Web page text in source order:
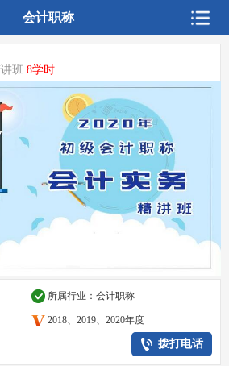
会计职称
班 8学时
所属行业：会计职称
2018、2019、2020年度
拨打电话